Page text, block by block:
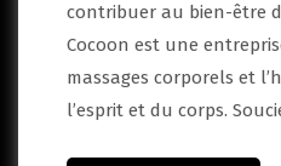
contribuer au bien-être
Cocoon est une
massages corporels et
l’esprit et du corps.